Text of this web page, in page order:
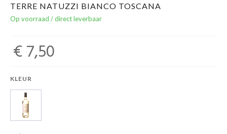
Geels Witteke De Maan's Jenever
TERRE NATUZZI BIANCO TOSCANA
Op voorraad / direct leverbaar
€ 7,50
KLEUR